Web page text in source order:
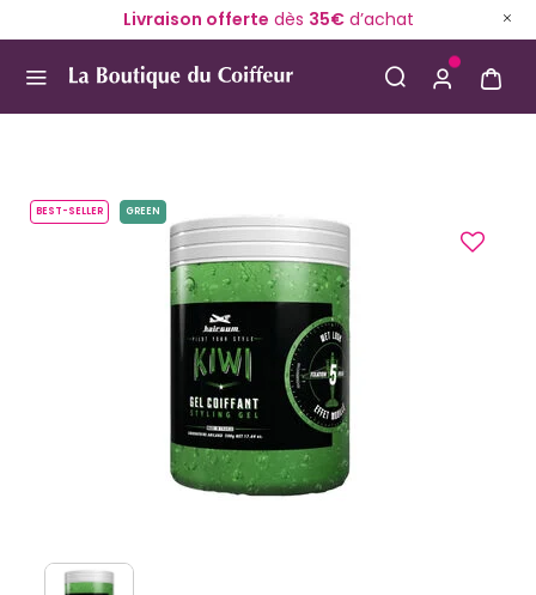
Livraison offerte dès 35€d’achat
BEST-SELLER GREEN